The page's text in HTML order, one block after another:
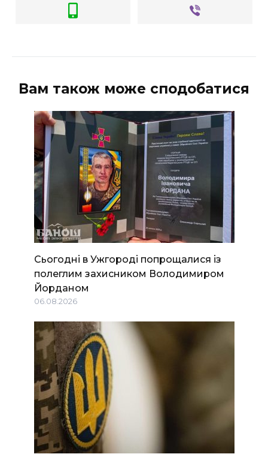
Вам також може сподобатися
Сьогодні в Ужгороді попрощалися із
полеглим захисником Володимиром
Йорданом
06.08.2026